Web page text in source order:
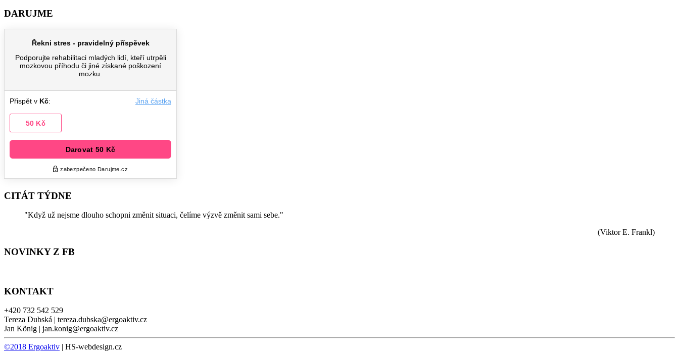
DARUJME
CITÁT TÝDNE
"Když už nejsme dlouho schopni změnit situaci, čelíme výzvě změnit sami sebe."
(Viktor E. Frankl)
NOVINKY Z FB
KONTAKT
+420 732 542 529
Tereza Dubská | tereza.dubska@ergoaktiv.cz
Jan König | jan.konig@ergoaktiv.cz
©2018 Ergoaktiv | HS-webdesign.cz